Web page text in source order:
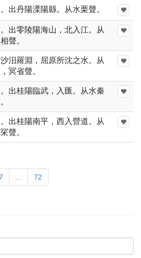
出丹陽溧陽縣。从水栗聲。
出零陵陽海山，北入江。从
聲。
汨羅淵，屈原所沈之水。从
冥省聲。
出桂陽臨武，入匯。从水秦
出桂陽南平，西入營道。从
聲。
72